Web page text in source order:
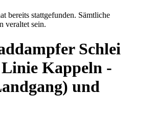
bereits stattgefunden. Sämtliche
veraltet sein.
Schlei
Linie Kappeln -
und